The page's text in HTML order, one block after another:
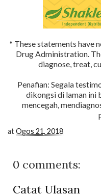
* These statements have
Drug Administration.
diagnose, treat,
Penafian: Segala
dikongsi di laman ini
mencegah,
atOgos 21, 2018
0 comments:
Catat Ulasan